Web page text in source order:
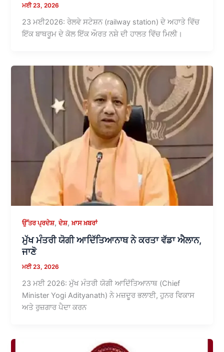
ਮਈ 23, 2026
23 ਮਈ2026: ਰੇਲਵੇ ਸਟੇਸ਼ਨ (railway station) ਦੇ ਅਹਾਤੇ ਵਿੱਚ
ਇੱਕ ਬਾਥਰੂਮ ਦੇ ਕੋਲ ਇੱਕ ਔਰਤ ਨਸ਼ੇ ਦੀ ਹਾਲਤ ਵਿੱਚ ਮਿਲੀ।
ਉੱਤਰ ਪ੍ਰਦੇਸ਼,ਦੇਸ਼,ਖ਼ਾਸ ਖ਼ਬਰਾਂ
ਮੁੱਖ ਮੰਤਰੀ ਯੋਗੀ ਆਦਿੱਤਿਆਨਾਥ ਨੇ ਕਰਤਾ ਵੱਡਾ ਐਲਾਨ,
ਜਾਣੋ
ਮਈ 23, 2026
23 ਮਈ 2026: ਮੁੱਖ ਮੰਤਰੀ ਯੋਗੀ ਆਦਿੱਤਿਆਨਾਥ (Chief
Minister Yogi Adityanath) ਨੇ ਮਜ਼ਦੂਰ ਭਲਾਈ, ਹੁਨਰ ਵਿਕਾਸ
ਅਤੇ ਰੁਜ਼ਗਾਰ ਪੈਦਾ ਕਰਨ